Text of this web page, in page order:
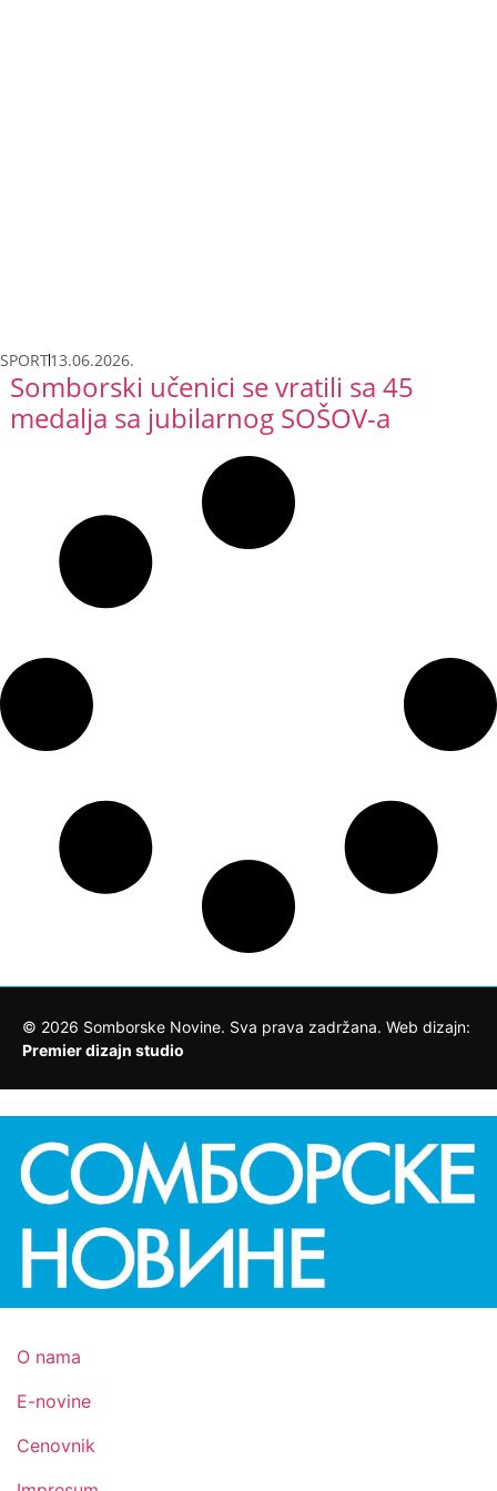
SPORT13.06.2026.
Somborski učenici se vratili sa 45
medalja sa jubilarnog SOŠOV-a
© 2026 Somborske Novine. Sva prava zadržana. Web dizajn:
Premier dizajn studio
O nama
E-novine
Cenovnik